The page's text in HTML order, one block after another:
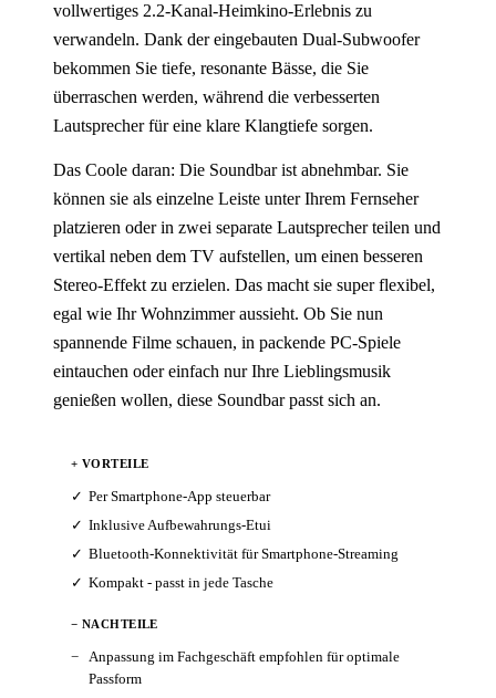
vollwertiges 2.2-Kanal-Heimkino-Erlebnis zu
verwandeln. Dank der eingebauten Dual-Subwoofer
bekommen Sie tiefe, resonante Bässe, die Sie
überraschen werden, während die verbesserten
Lautsprecher für eine klare Klangtiefe sorgen.
Das Coole daran: Die Soundbar ist abnehmbar. Sie
können sie als einzelne Leiste unter Ihrem Fernseher
platzieren oder in zwei separate Lautsprecher teilen und
vertikal neben dem TV aufstellen, um einen besseren
Stereo-Effekt zu erzielen. Das macht sie super flexibel,
egal wie Ihr Wohnzimmer aussieht. Ob Sie nun
spannende Filme schauen, in packende PC-Spiele
eintauchen oder einfach nur Ihre Lieblingsmusik
genießen wollen, diese Soundbar passt sich an.
+ VORTEILE
Per Smartphone-App steuerbar
Inklusive Aufbewahrungs-Etui
Bluetooth-Konnektivität für Smartphone-Streaming
Kompakt - passt in jede Tasche
− NACHTEILE
Anpassung im Fachgeschäft empfohlen für optimale
Passform